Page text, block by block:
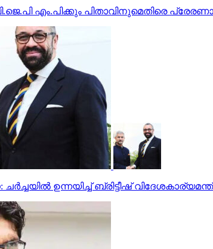
എം.പിക്കും പിതാവിനുമെതിരെ
ഉന്നയിച്ച് ബ്രിട്ടീഷ്